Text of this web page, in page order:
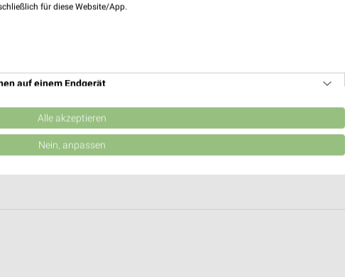
Uhr | Geöffnet
für diese Website/App.
auf einem Endgerät
von Werbeanzeigen
von Inhalten
Alle akzeptieren
Nein, anpassen